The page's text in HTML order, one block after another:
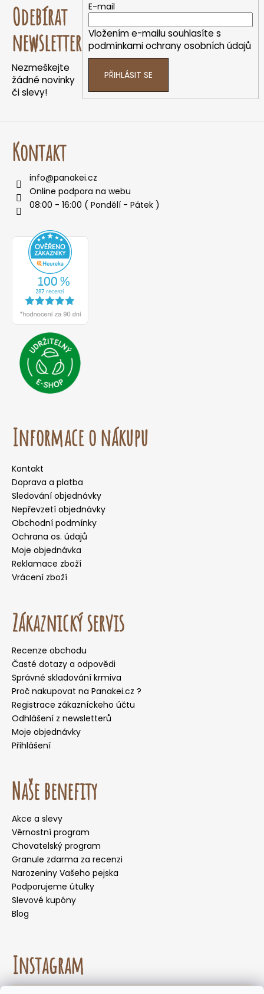
Odebírat
newsletter
Nezmeškejte
žádné novinky
či slevy!
E-mail
Vložením e-mailu souhlasíte s
podmínkami ochrany osobních údajů
PŘIHLÁSIT SE
Kontakt
info@panakei.cz
Online podpora na webu
08:00 - 16:00 ( Pondělí - Pátek )
Informace o nákupu
Kontakt
Doprava a platba
Sledování objednávky
Nepřevzetí objednávky
Obchodní podmínky
Ochrana os. údajů
Moje objednávka
Reklamace zboží
Vrácení zboží
Zákaznický servis
Recenze obchodu
Časté dotazy a odpovědi
Správné skladování krmiva
Proč nakupovat na Panakei.cz ?
Registrace zákazníckeho účtu
Odhlášení z newsletterů
Moje objednávky
Přihlášení
Naše benefity
Akce a slevy
Věrnostní program
Chovatelský program
Granule zdarma za recenzi
Narozeniny Vašeho pejska
Podporujeme útulky
Slevové kupóny
Blog
Instagram